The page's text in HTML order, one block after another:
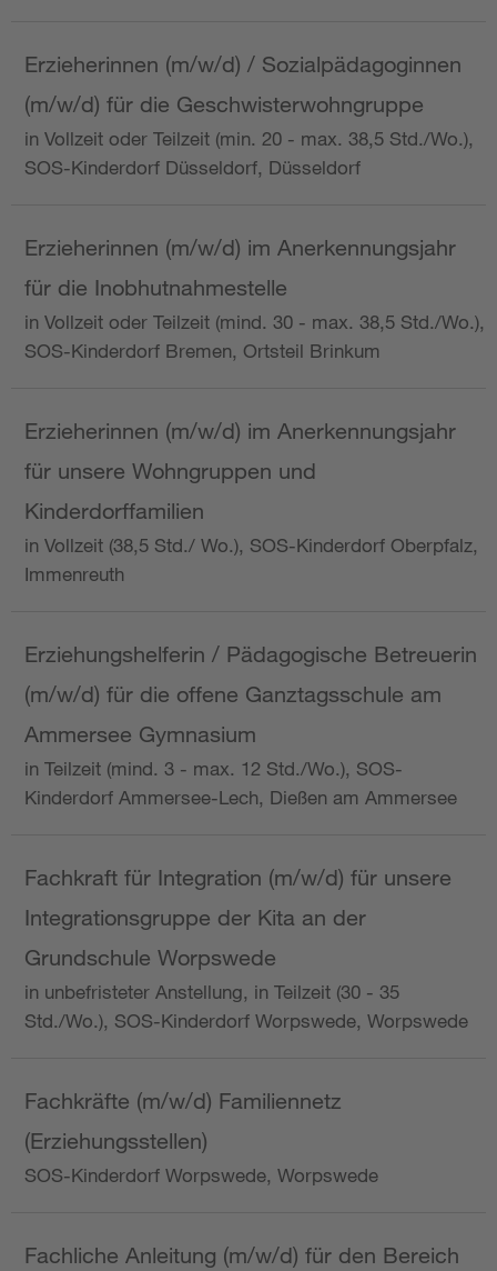
Erzieherinnen (m/w/d) / Sozialpädagoginnen
(m/w/d) für die Geschwisterwohngruppe
in Vollzeit oder Teilzeit (min. 20 - max. 38,5 Std./Wo.),
SOS-Kinderdorf Düsseldorf, Düsseldorf
Erzieherinnen (m/w/d) im Anerkennungsjahr
für die Inobhutnahmestelle
in Vollzeit oder Teilzeit (mind. 30 - max. 38,5 Std./Wo.),
SOS-Kinderdorf Bremen, Ortsteil Brinkum
Erzieherinnen (m/w/d) im Anerkennungsjahr
für unsere Wohngruppen und
Kinderdorffamilien
in Vollzeit (38,5 Std./ Wo.), SOS-Kinderdorf Oberpfalz,
Immenreuth
Erziehungshelferin / Pädagogische Betreuerin
(m/w/d) für die offene Ganztagsschule am
Ammersee Gymnasium
in Teilzeit (mind. 3 - max. 12 Std./Wo.), SOS-
Kinderdorf Ammersee-Lech, Dießen am Ammersee
Fachkraft für Integration (m/w/d) für unsere
Integrationsgruppe der Kita an der
Grundschule Worpswede
in unbefristeter Anstellung, in Teilzeit (30 - 35
Std./Wo.), SOS-Kinderdorf Worpswede, Worpswede
Fachkräfte (m/w/d) Familiennetz
(Erziehungsstellen)
SOS-Kinderdorf Worpswede, Worpswede
Fachliche Anleitung (m/w/d) für den Bereich